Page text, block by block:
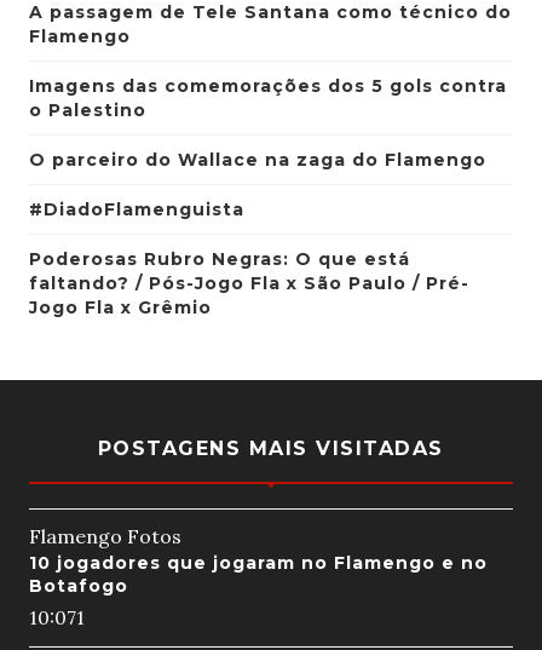
A passagem de Tele Santana como técnico do
Flamengo
Imagens das comemorações dos 5 gols contra
o Palestino
O parceiro do Wallace na zaga do Flamengo
#DiadoFlamenguista
Poderosas Rubro Negras: O que está
faltando? / Pós-Jogo Fla x São Paulo / Pré-
Jogo Fla x Grêmio
POSTAGENS MAIS VISITADAS
Flamengo Fotos
10 jogadores que jogaram no Flamengo e no
Botafogo
10:071